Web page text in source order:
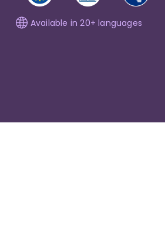
Available in 20+ languages